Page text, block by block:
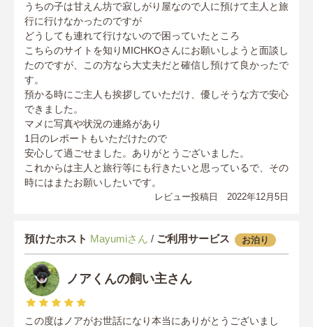
うちの子は甘えん坊で寂しがり屋なので人に預けて主人と旅
行に行けなかったのですが
どうしても連れて行けないので困っていたところ
こちらのサイトを知りMICHKOさんにお願いしようと面談し
たのですが、この方なら大丈夫だと確信し預けて良かったで
す。
預かる時にご主人も挨拶していただけ、優しそうな方で安心
できました。
マメに写真や状況の連絡があり
1日のレポートもいただけたので
安心して過ごせました。ありがとうございました。
これからは主人と旅行等にも行きたいと思っているで、その
時にはまたお願いしたいです。
レビュー投稿日 2022年12月5日
預けたホスト Mayumiさん / ご利用サービス お泊り
ノアくんの飼い主さん
この度はノアがお世話になり本当にありがとうございまし